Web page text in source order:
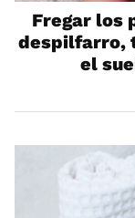
Fregar los
despilfarro,
el